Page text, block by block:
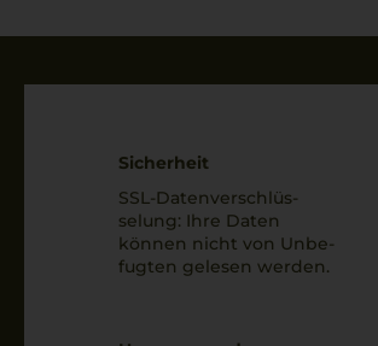
Sicherheit
SSL-Daten­verschlüs­
selung: Ihre Daten
können nicht von Unbe­
fugten gelesen werden.